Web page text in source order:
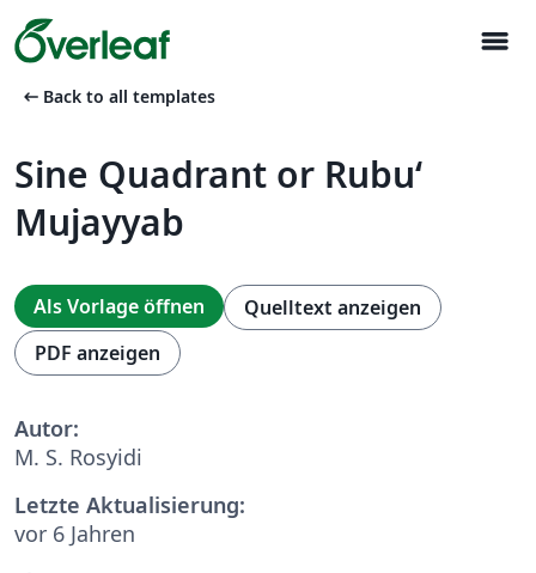
menu
arrow_left_alt Back to all templates
Sine Quadrant or Rubu‘
Mujayyab
Als Vorlage öffnen
Quelltext anzeigen
PDF anzeigen
Autor:
M. S. Rosyidi
Letzte Aktualisierung:
vor 6 Jahren